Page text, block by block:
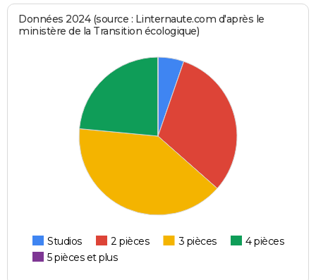
Données 2024 (source : Linternaute.com d'après le
ministère de la Transition écologique)
Studios 2 pièces 3 pièces
4 pièces
5 pièces et plus